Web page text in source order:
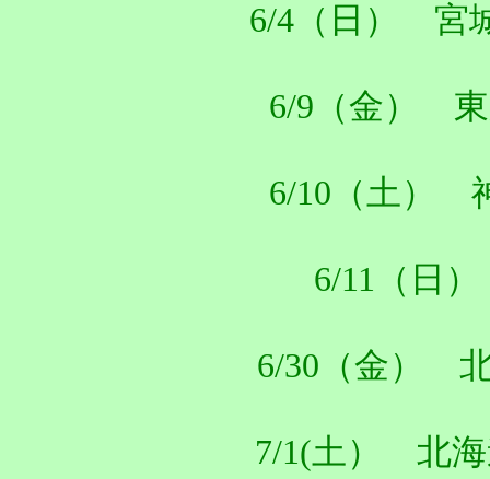
6/4（日） 宮
6/9（金） 東
6/10（土）
6/11（日
6/30（金）
7/1(土） 北海